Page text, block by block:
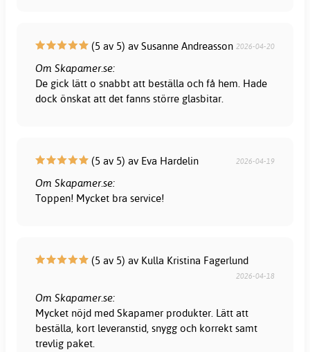
(5 av 5) av Susanne Andreasson 2026-04-20
Om Skapamer.se:
De gick lätt o snabbt att beställa och få hem. Hade
dock önskat att det fanns större glasbitar.
(5 av 5) av Eva Hardelin 2026-04-19
Om Skapamer.se:
Toppen! Mycket bra service!
(5 av 5) av Kulla Kristina Fagerlund
2026-04-18
Om Skapamer.se:
Mycket nöjd med Skapamer produkter. Lätt att
beställa, kort leveranstid, snygg och korrekt samt
trevlig paket.